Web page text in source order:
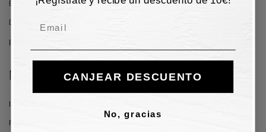
Envío y Entrega
Devoluciónes y reembolsos
política de privacidad
Mi Cuenta
Iniciar Sesión
Regístrate Ahora
CANJEAR DESCUENTO
No, gracias